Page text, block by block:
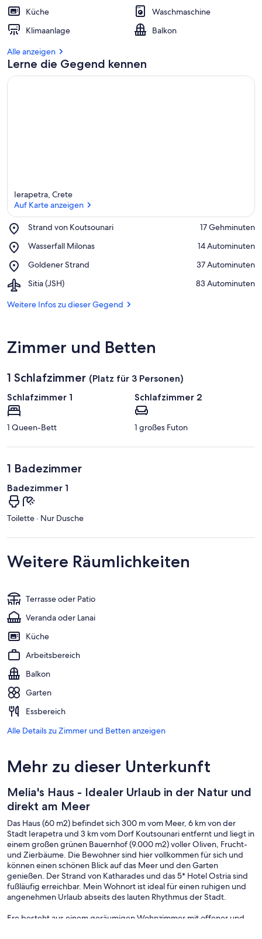
Küche
Waschmaschine
Klimaanlage
Balkon
Alle anzeigen
Lerne die Gegend kennen
Ierapetra, Crete
Auf Karte anzeigen
Strand von Koutsounari
Place,
von
‪17 Gehminuten‬
Wasserfall Milonas
Place,
Milonas
‪14 Autominuten‬
Goldener Strand
Place,
Strand
‪37 Autominuten‬
Sitia (JSH)
Airport,
(JSH)
‪83 Autominuten‬
Weitere Infos zu dieser Gegend
Zimmer und Betten
1 Schlafzimmer (Platz für 3 Personen)
Schlafzimmer 1
1 Queen-Bett
Schlafzimmer 2
1 großes Futon
1 Badezimmer
Badezimmer 1
Toilette · Nur Dusche
Weitere Räumlichkeiten
Terrasse oder Patio
Veranda oder Lanai
Küche
Arbeitsbereich
Balkon
Garten
Essbereich
Alle Details zu Zimmer und Betten anzeigen
Mehr zu dieser Unterkunft
Melia's Haus - Idealer Urlaub in der Natur und
direkt am Meer
Das Haus (60 m2) befindet sich 300 m vom Meer, 6 km von der
Stadt Ierapetra und 3 km vom Dorf Koutsounari entfernt und liegt in
einem großen grünen Bauernhof (9.000 m2) voller Oliven, Frucht-
und Zierbäume. Die Bewohner sind hier vollkommen für sich und
können einen schönen Blick auf das Meer und den Garten
genießen. Der Strand von Katharades und das 5* Hotel Ostria sind
fußläufig erreichbar. Mein Wohnort ist ideal für einen ruhigen und
angenehmen Urlaub abseits des lauten Rhythmus der Stadt.
Ere besteht aus einem geräumigen Wohnzimmer mit offener und